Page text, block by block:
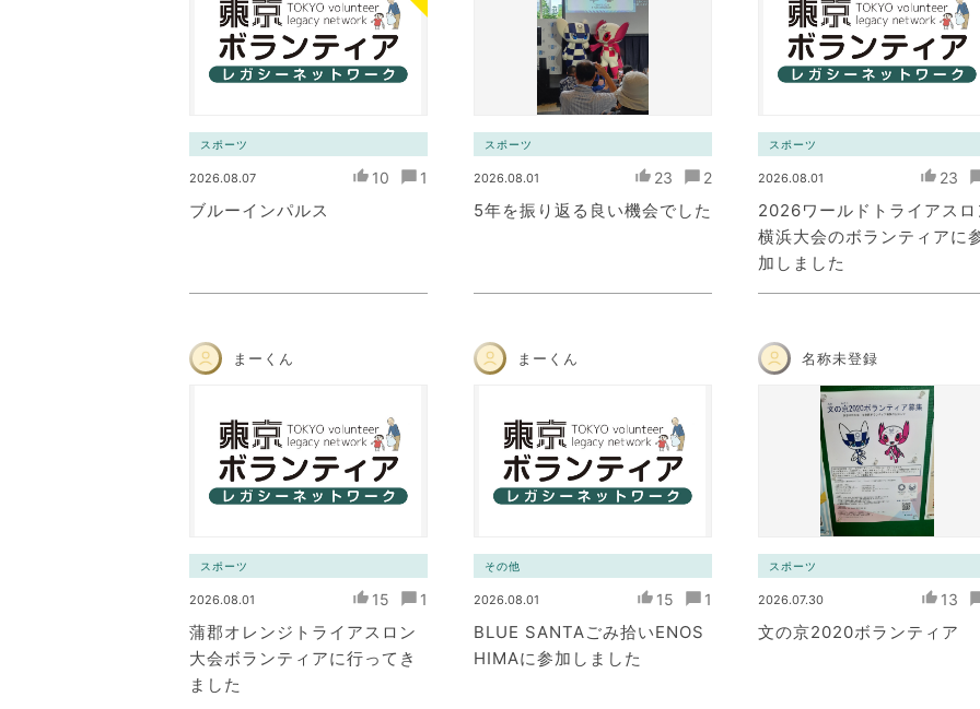
スポーツ
2026.08.07 10 1
ブルーインパルス
スポーツ
2026.08.01 23 2
5年を振り返る良い機会でした
スポーツ
2026.08.01 23
2026ワールドトライアスロ
横浜大会のボランティアに
加しました
まーくん
スポーツ
2026.08.01 15 1
蒲郡オレンジトライアスロン
大会ボランティアに行ってき
ました
まーくん
その他
2026.08.01 15 1
BLUE SANTAごみ拾いENOS
HIMAに参加しました
名称未登録
スポーツ
2026.07.30 13
文の京2020ボランティア